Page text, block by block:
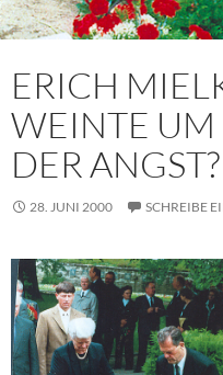
ERICH
WEINTE UM
DER ANGST?
28. JUNI 2000 SCHREIBE